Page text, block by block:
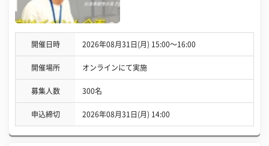
開催日時 2026年08月31日(月) 15:00〜16:00
開催場所 オンラインにて実施
募集人数 300名
申込締切 2026年08月31日(月) 14:00